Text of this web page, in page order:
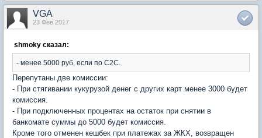
VGA
23 Фев 2017
shmoky сказал:
- менее 5000 руб, если по С2С.
Перепутаны две комиссии:
- При стягивании кукурузой денег с других карт менее 3000 будет
комиссия.
- При подключенных процентах на остаток при снятии в
банкомате суммы до 5000 будет комиссия.
Кроме того отменен кешбек при платежах за ЖКХ, возвращен